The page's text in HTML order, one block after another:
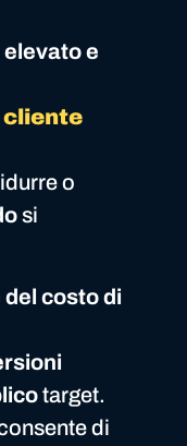
e
cliente
o
si
costo di
target.
di